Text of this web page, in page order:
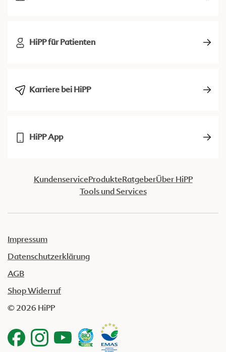
HiPP für Patienten
Karriere bei HiPP
HiPP App
KundenserviceProdukteRatgeberÜber HiPP
Tools und Services
Impressum
Datenschutzerklärung
AGB
Shop Widerruf
© 2026 HiPP